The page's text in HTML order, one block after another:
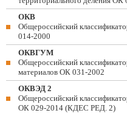
ОКВ
Общероссийский
014-2000
ОКВГУМ
Общероссийский
материалов ОК 031-2002
ОКВЭД 2
Общероссийский
ОК 029-2014 (КДЕС РЕД. 2)